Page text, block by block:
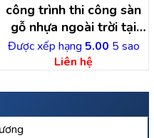
công trình thi công sàn
gỗ nhựa ngoài trời tại
định an dầu tiếng – bình
dương
Được xếp hạng 5.00 5 sao
Liên hệ